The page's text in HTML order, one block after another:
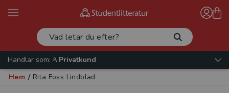
Handlar som:
Privatkund
Hem / Rita Foss Lindblad